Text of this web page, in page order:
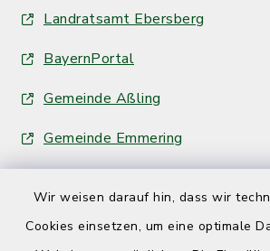
Wir weisen darauf hin, dass wir
Cookies einsetzen, um eine optimale
Landratsamt Ebersberg
BayernPortal
Gemeinde Aßling
Gemeinde Emmering